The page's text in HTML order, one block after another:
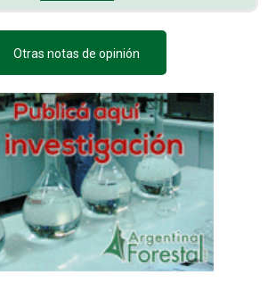
Otras notas de opinión